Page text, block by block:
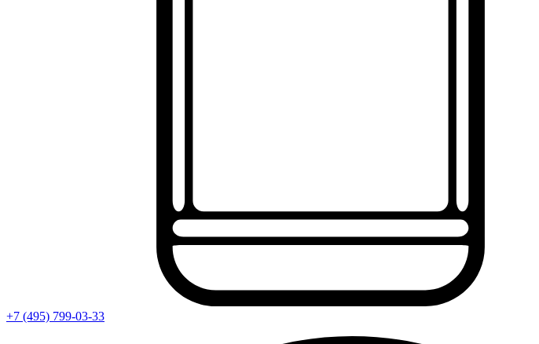
+7 (495) 799-03-33